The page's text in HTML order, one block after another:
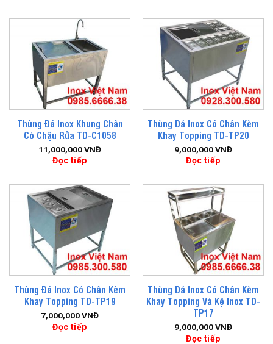
Thùng Đá Inox Khung Chân
Có Chậu Rửa TD-C1058
11,000,000VNĐ
Đọc tiếp
Thùng Đá Inox Có Chân Kèm
Khay Topping TD-TP20
9,000,000VNĐ
Đọc tiếp
Thùng Đá Inox Có Chân Kèm
Khay Topping TD-TP19
7,000,000VNĐ
Đọc tiếp
Thùng Đá Inox Có Chân Kèm
Khay Topping Và Kệ Inox TD-
TP17
9,000,000VNĐ
Đọc tiếp